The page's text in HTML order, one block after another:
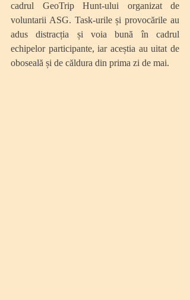
cadrul GeoTrip Hunt-ului organizat de
voluntarii ASG. Task-urile și provocările au
adus distracția și voia bună în cadrul
echipelor participante, iar aceștia au uitat de
oboseală și de căldura din prima zi de mai.